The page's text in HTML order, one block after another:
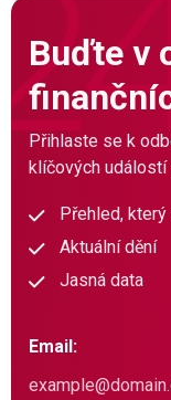
Buďte v
Přihlaste se k
klíčových událostí
Přehled,
Aktuální dění
Jasná data
Email: